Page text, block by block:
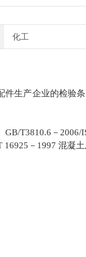
化工
生产企业的检验
T3810.6－2006/
－1997 混凝